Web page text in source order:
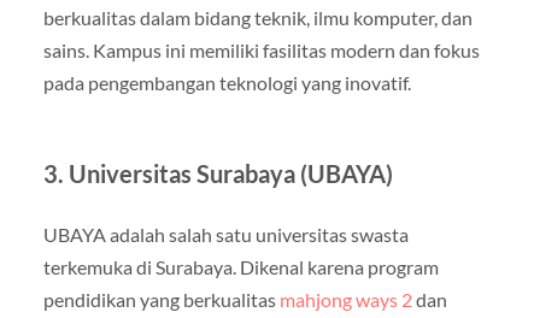
berkualitas dalam bidang teknik, ilmu komputer, dan
sains. Kampus ini memiliki fasilitas modern dan fokus
pada pengembangan teknologi yang inovatif.
3. Universitas Surabaya (UBAYA)
UBAYA adalah salah satu universitas swasta
terkemuka di Surabaya. Dikenal karena program
pendidikan yang berkualitas mahjong ways 2dan